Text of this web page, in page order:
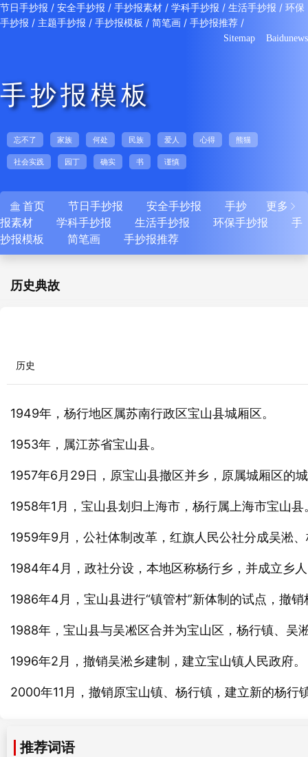
节日手抄报 / 安全手抄报 / 手抄报素材 / 学科手抄报 / 生活手抄报 / 环保
手抄报 / 主题手抄报 / 手抄报模板 / 简笔画 / 手抄报推荐 /
Sitemap Baidunews
手抄报模板
忘不了 家族 何处 民族 爱人 心得 熊猫
社会实践 园丁 确实 书 谨慎
更多 
 首页 节日手抄报 安全手抄报
手抄
报素材
学科手抄报 生活手抄报 环保手抄报
手
抄报模板
简笔画 手抄报推荐
历史典故
历史
1949年，杨行地区属苏南行政区宝山县城厢区。
1953年，属江苏省宝山县。
1957年6月29日，原宝山县撤区并乡，原属城厢区的
1958年1月，宝山县划归上海市，杨行属上海市宝山
1959年9月，公社体制改革，红旗人民公社分成吴淞
1984年4月，政社分设，本地区称杨行乡，并成立乡
1986年4月，宝山县进行“镇管村”新体制的试点，撤
1988年，宝山县与吴凇区合并为宝山区，杨行镇、吴
1996年2月，撤销吴淞乡建制，建立宝山镇人民政府。
2000年11月，撤销原宝山镇、杨行镇，建立新的杨行
推荐词语